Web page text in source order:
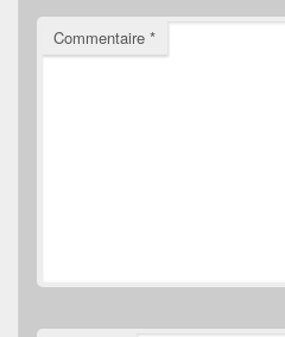
Commentaire *